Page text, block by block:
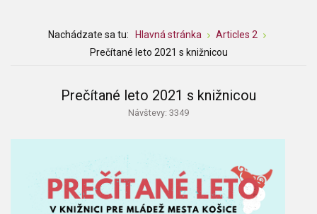
Nachádzate sa tu: Hlavná stránka
Articles 2
Prečítané leto 2021 s knižnicou
Prečítané leto 2021 s knižnicou
Návštevy: 3349